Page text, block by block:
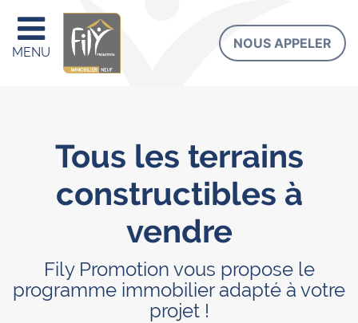
MENU
NOUS APPELER
Tous les terrains
constructibles à
vendre
Fily Promotion vous propose le
programme immobilier adapté à votre
projet !